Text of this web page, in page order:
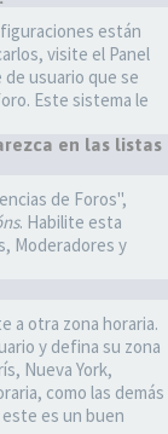
están
visite el Panel
usuario que se
Este sistema le
en las listas
de Foros",
. Habilite esta
Moderadores y
a otra zona horaria.
y defina su zona
Nueva York,
como las demás
es un buen